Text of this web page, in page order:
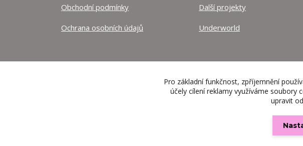
Obchodní podmínky
Ochrana osobních údajů
Další projekty
Underworld
Pro základní funkčnost, zpříjemnění
účely cílení reklamy využíváme soubory
upravit